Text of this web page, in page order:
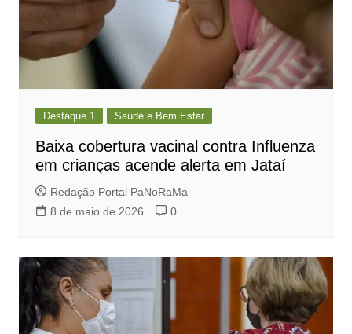
Destaque 1 Saúde e Bem Estar
Baixa cobertura vacinal contra Influenza
em crianças acende alerta em Jataí
Redação Portal PaNoRaMa
8 de maio de 2026
0